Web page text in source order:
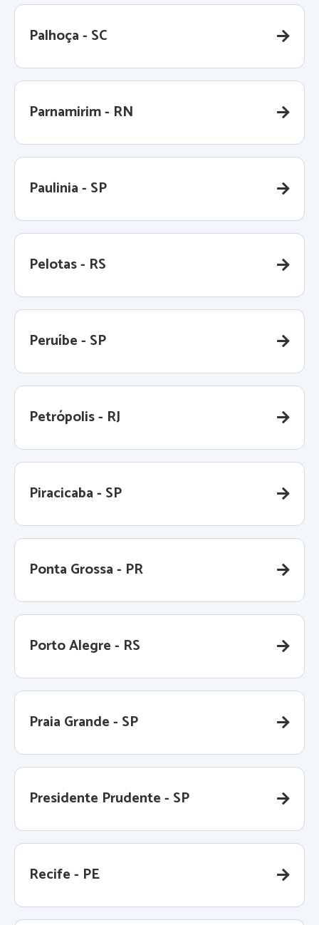
Palhoça - SC
Parnamirim - RN
Paulinia - SP
Pelotas - RS
Peruíbe - SP
Petrópolis - RJ
Piracicaba - SP
Ponta Grossa - PR
Porto Alegre - RS
Praia Grande - SP
Presidente Prudente - SP
Recife - PE